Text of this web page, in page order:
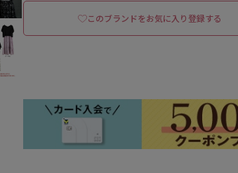
このブランドをお気に入り登録する